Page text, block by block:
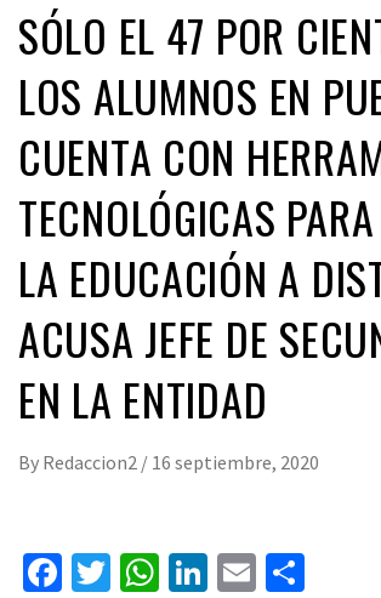
SÓLO EL 47 POR
LOS ALUMNOS EN
CUENTA CON
TECNOLÓGICAS
LA EDUCACIÓN A
ACUSA JEFE DE
EN LA ENTIDAD
By Redaccion2 / 16 septiembre, 2020
Facebook
Twitter
WhatsApp
LinkedIn
Email